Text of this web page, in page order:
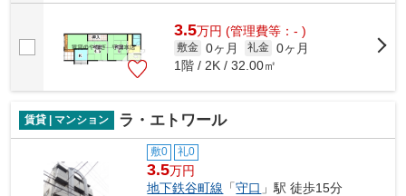
3.5万円 (管理費等：- )
敷金 0ヶ月 礼金 0ヶ月
1階 / 2K / 32.00㎡
賃貸 | マンション ラ・エトワール
敷0 礼0
3.5万円
地下鉄谷町線 「守口 」駅 徒歩15分